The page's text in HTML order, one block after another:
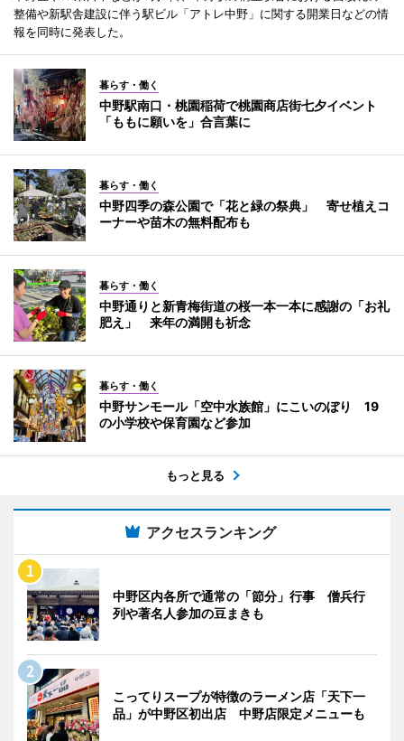
整備や新駅舎建設に伴う駅ビル「アトレ中野」に関する開業日などの情
報を同時に発表した。
暮らす・働く
中野駅南口・桃園稲荷で桃園商店街七夕イベント
「ももに願いを」合言葉に
暮らす・働く
中野四季の森公園で「花と緑の祭典」 寄せ植えコ
ーナーや苗木の無料配布も
暮らす・働く
中野通りと新青梅街道の桜一本一本に感謝の「お礼
肥え」 来年の満開も祈念
暮らす・働く
中野サンモール「空中水族館」にこいのぼり 19
の小学校や保育園など参加
もっと見る
アクセスランキング
中野区内各所で通常の「節分」行事 僧兵行
列や著名人参加の豆まきも
こってりスープが特徴のラーメン店「天下一
品」が中野区初出店 中野店限定メニューも